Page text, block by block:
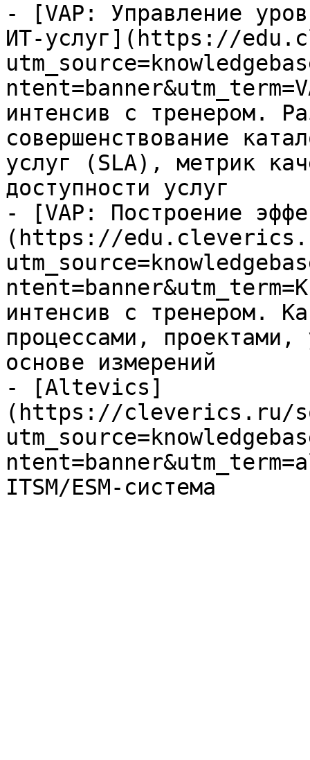
- [VAP: Управление
ИТ-услуг](https://
интенсив с тренером.
совершенствование
услуг (SLA), метрик
доступности услуг
- [VAP: Построение
(https://
интенсив с тренером.
процессами, проектами,
основе измерений
- [Altevics]
(https://cleverics.ru/
ITSM/ESM-система